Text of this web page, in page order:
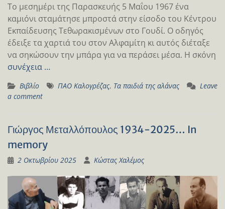
Το μεσημέρι της Παρασκευής 5 Μαΐου 1967 ένα
καμιόνι σταμάτησε μπροστά στην είσοδο του Κέντρου
Εκπαίδευσης Τεθωρακισμένων στο Γουδί. Ο οδηγός
έδειξε τα χαρτιά του στον Αλφαμίτη κι αυτός διέταξε
να σηκώσουν την μπάρα για να περάσει μέσα. Η σκόνη
συνέχεια …
Βιβλίο ΠΑΟ Καλογρέζας, Τα παιδιά της αλάνας
Leave
a comment
Γιώργος Μεταλλόπουλος 1934-2025… In
memory
2 Οκτωβρίου 2025 Κώστας Χαλέμος